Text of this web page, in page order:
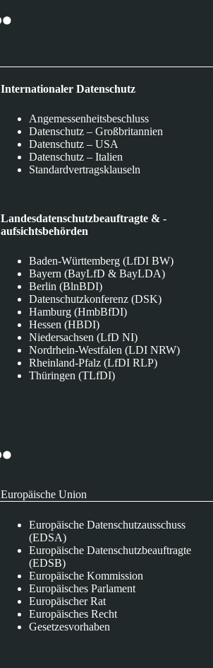
Internationaler Datenschutz
Angemessenheitsbeschluss
Datenschutz – Großbritannien
Datenschutz – USA
Datenschutz – Italien
Standardvertragsklauseln
Landesdatenschutzbeauftragte & -
aufsichtsbehörden
Baden-Württemberg (LfDI BW)
Bayern (BayLfD & BayLDA)
Berlin (BlnBDI)
Datenschutzkonferenz (DSK)
Hamburg (HmbBfDI)
Hessen (HBDI)
Niedersachsen (LfD NI)
Nordrhein-Westfalen (LDI NRW)
Rheinland-Pfalz (LfDI RLP)
Thüringen (TLfDI)
Europäische Union
Europäische Datenschutzausschuss
(EDSA)
Europäische Datenschutzbeauftragte
(EDSB)
Europäische Kommission
Europäisches Parlament
Europäischer Rat
Europäisches Recht
Gesetzesvorhaben